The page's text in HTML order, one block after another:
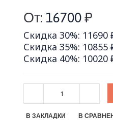
От: 16700₽
Скидка 30%: 11690
Скидка 35%: 10855
Скидка 40%: 10020
В ЗАКЛАДКИ В